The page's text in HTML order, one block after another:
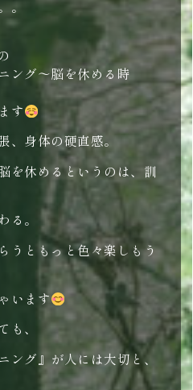
。
ング〜脳を休める時
す
、身体の硬直感。
を休めるというのは、訓
る。
うともっと色々楽しもう
います
、
ング』が人には大切と、